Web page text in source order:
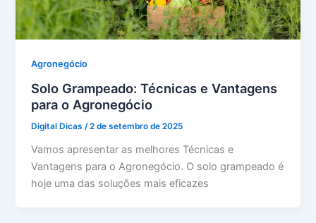
Agronegócio
Solo Grampeado: Técnicas e Vantagens
para o Agronegócio
Digital Dicas /2 de setembro de 2025
Vamos apresentar as melhores Técnicas e
Vantagens para o Agronegócio. O solo grampeado é
hoje uma das soluções mais eficazes